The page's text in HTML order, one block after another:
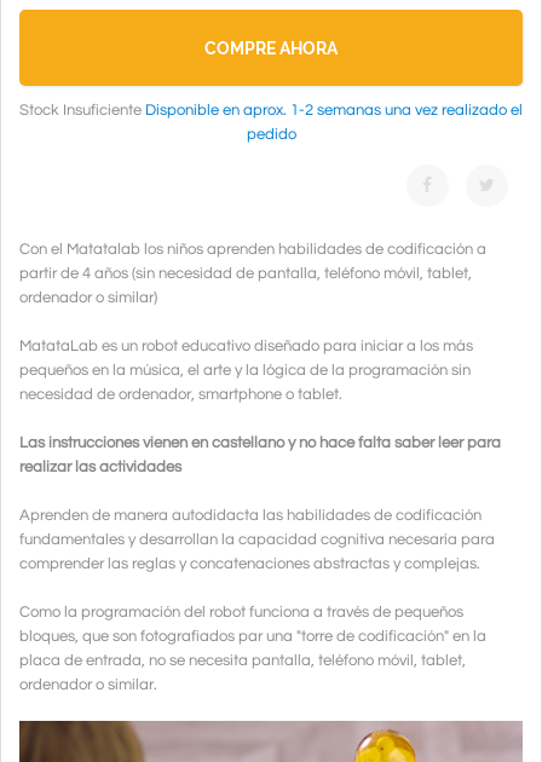
COMPRE AHORA
Stock Insuficiente Disponible en aprox. 1-2 semanas una vez realizado el
pedido
Con el Matatalab los niños aprenden habilidades de codificación a
partir de 4 años (sin necesidad de pantalla, teléfono móvil, tablet,
ordenador o similar)
MatataLab es un robot educativo diseñado para iniciar a los más
pequeños en la música, el arte y la lógica de la programación sin
necesidad de ordenador, smartphone o tablet.
Las instrucciones vienen en castellano y no hace falta saber leer para
realizar las actividades
Aprenden de manera autodidacta las habilidades de codificación
fundamentales y desarrollan la capacidad cognitiva necesaria para
comprender las reglas y concatenaciones abstractas y complejas.
Como la programación del robot funciona a través de pequeños
bloques, que son fotografiados par una "torre de codificación" en la
placa de entrada, no se necesita pantalla, teléfono móvil, tablet,
ordenador o similar.